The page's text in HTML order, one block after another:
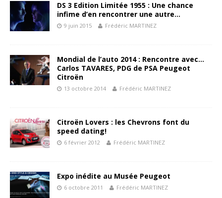
DS 3 Edition Limitée 1955 : Une chance
infime d’en rencontrer une autre…
9 juin 2015 Frédéric MARTINEZ
Mondial de l’auto 2014 : Rencontre avec…
Carlos TAVARES, PDG de PSA Peugeot
Citroën
13 octobre 2014 Frédéric MARTINEZ
Citroën Lovers : les Chevrons font du
speed dating!
6 février 2012 Frédéric MARTINEZ
Expo inédite au Musée Peugeot
6 octobre 2011 Frédéric MARTINEZ